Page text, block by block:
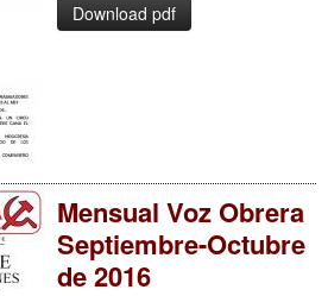
Download pdf
Mensual Voz Obrera
Septiembre-Octubre
de 2016